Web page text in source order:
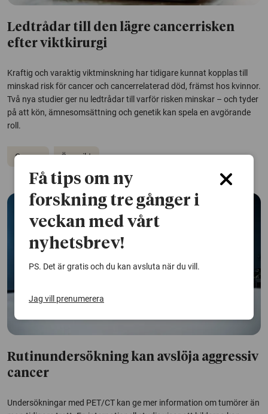
Ledtrådar till den lägre cancerrisken
efter viktkirurgi
Kraftig och varaktig viktminskning har tidigare kunnat kopplas till
minskad risk för cancer och cancerrelaterad död, främst hos kvinnor.
Två nya studier ger nu ledtrådar till varför risken minskar – och tyder
på att kön, ämnesomsättning och genetik kan spela en avgörande
roll.
Cancer Övervikt
Rutinundersökning kan avslöja aggressiv
cancer
Undersökningar med PET/CT kan ge mer information om tumörer än
Få tips om ny
forskning tre gånger i
veckan med vårt
nyhetsbrev!
PS. Det är gratis och du kan avsluta när du vill.
Jag vill prenumerera